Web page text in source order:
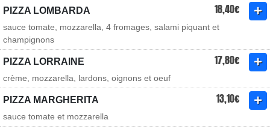
PIZZA LOMBARDA 18,40€
sauce tomate, mozzarella, 4 fromages, salami piquant et
champignons
PIZZA LORRAINE 17,80€
crème, mozzarella, lardons, oignons et oeuf
PIZZA MARGHERITA 13,10€
sauce tomate et mozzarella